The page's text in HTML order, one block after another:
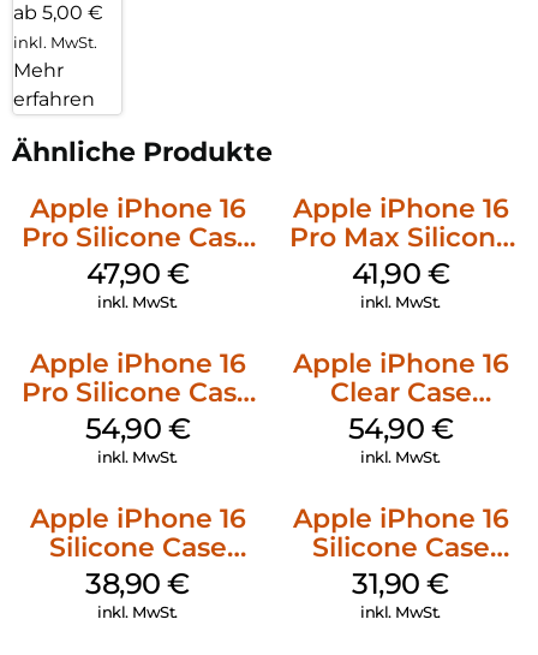
ab 5,00 €
inkl. MwSt.
Mehr
erfahren
Ähnliche Produkte
Apple iPhone 16
Pro Silicone Case
MagSafe Denim
47,90 €
inkl. MwSt.
Apple iPhone 16
Pro Max Silicone
Case MagSafe
Ultramarine
41,90 €
inkl. MwSt.
Apple iPhone 16
Pro Silicone Case
MagSafe Black
54,90 €
inkl. MwSt.
Apple iPhone 16
Clear Case
MagSafe
Transparent
54,90 €
inkl. MwSt.
Apple iPhone 16
Silicone Case
MagSafe
Ultramarine
38,90€
inkl. MwSt.
Apple iPhone 16
Silicone Case
MagSafe Fuchsia
31,90€
inkl. MwSt.